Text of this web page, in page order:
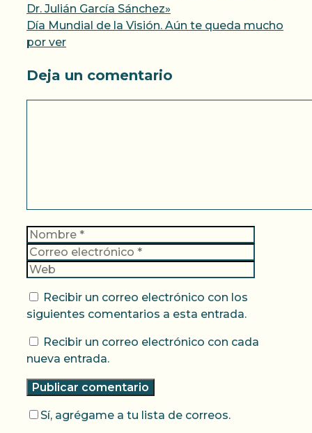
Dr. Julián García Sánchez»
Día Mundial de la Visión. Aún te queda mucho
por ver
Deja un comentario
Nombre
Recibir un correo electrónico con los
siguientes comentarios a esta entrada.
Recibir un correo electrónico con cada
nueva entrada.
Sí, agrégame a tu lista de correos.